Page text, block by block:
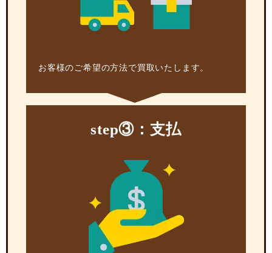
お客様のご希望の方法で買取いたします。
step③：支払